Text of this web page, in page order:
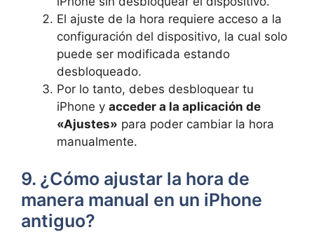
El ajuste de la hora requiere acceso a la
configuración del dispositivo, ‍la cual solo
puede ser ‍modificada ‍estando
desbloqueado.
Por lo tanto, debes desbloquear ⁤tu
iPhone y acceder a la aplicación​ de
«Ajustes» para poder cambiar la hora
manualmente.
9. ¿Cómo ajustar la hora de
manera manual en un iPhone
antiguo?